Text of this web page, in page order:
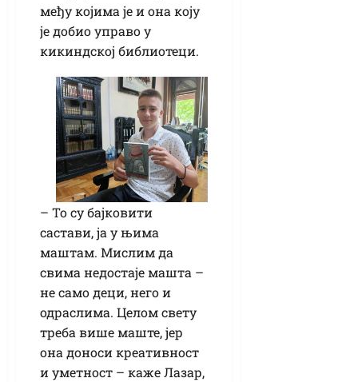
међу којима је и она коју
је добио управо у
кикиндској библиотеци.
– То су бајковити
састави, ја у њима
маштам. Мислим да
свима недостаје машта –
не само деци, него и
одраслима. Целом свету
треба више маште, јер
она доноси креативност
и уметност – каже Лазар,